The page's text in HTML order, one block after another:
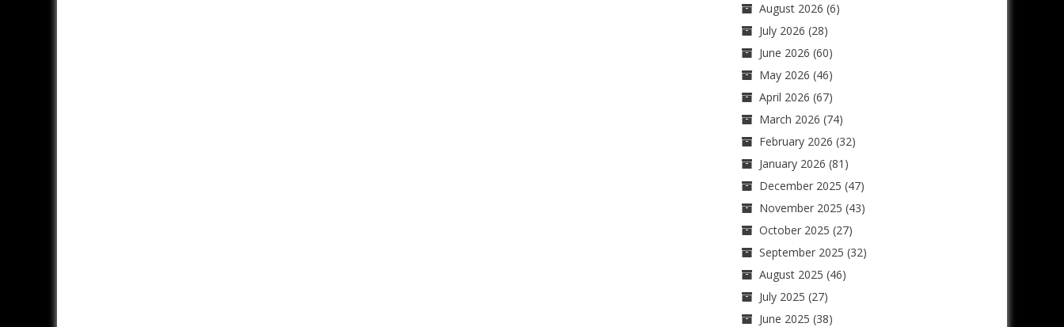
August 2026 (6)
July 2026 (28)
June 2026 (60)
May 2026 (46)
April 2026 (67)
March 2026 (74)
February 2026 (32)
January 2026 (81)
December 2025 (47)
November 2025 (43)
October 2025 (27)
September 2025 (32)
August 2025 (46)
July 2025 (27)
June 2025 (38)